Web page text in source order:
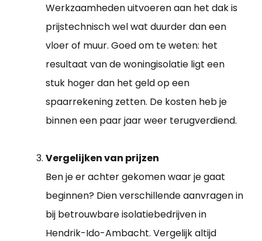
Werkzaamheden uitvoeren aan het dak is
prijstechnisch wel wat duurder dan een
vloer of muur. Goed om te weten: het
resultaat van de woningisolatie ligt een
stuk hoger dan het geld op een
spaarrekening zetten. De kosten heb je
binnen een paar jaar weer terugverdiend.
Vergelijken van prijzen
Ben je er achter gekomen waar je gaat
beginnen? Dien verschillende aanvragen in
bij betrouwbare isolatiebedrijven in
Hendrik-Ido-Ambacht. Vergelijk altijd